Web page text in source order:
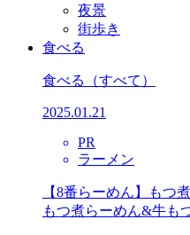
夜景
街歩き
食べる
食べる （すべて）
2025.01.21
PR
ラーメン
【8番らーめん】もつ
もつ煮らーめん&牛も